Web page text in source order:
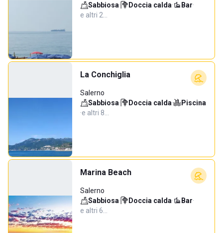
Sabbiosa· Doccia calda· Bar·
e altri 2…
La Conchiglia
Salerno
Sabbiosa· Doccia calda·
Piscina
·e altri 8…
Marina Beach
Salerno
Sabbiosa· Doccia calda· Bar·
e altri 6…